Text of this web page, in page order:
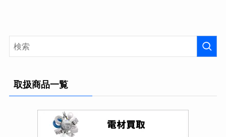
取扱商品一覧